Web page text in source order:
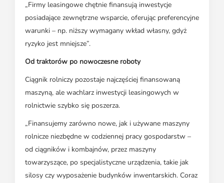
„Firmy leasingowe chętnie finansują inwestycje
posiadające zewnętrzne wsparcie, oferując preferencyjne
warunki – np. niższy wymagany wkład własny, gdyż
ryzyko jest mniejsze”.
Od traktorów po nowoczesne roboty
Ciągnik rolniczy pozostaje najczęściej finansowaną
maszyną, ale wachlarz inwestycji leasingowych w
rolnictwie szybko się poszerza.
„Finansujemy zarówno nowe, jak i używane maszyny
rolnicze niezbędne w codziennej pracy gospodarstw –
od ciągników i kombajnów, przez maszyny
towarzyszące, po specjalistyczne urządzenia, takie jak
silosy czy wyposażenie budynków inwentarskich. Coraz